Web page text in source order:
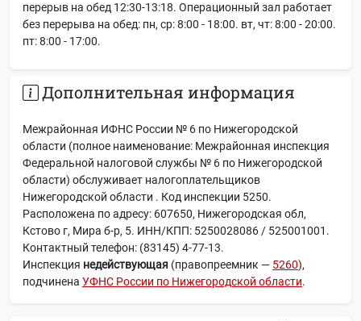
перерыв на обед 12:30-13:18. Операционный зал работает
без перерыва на обед: пн, ср: 8:00 - 18:00. вт, чт: 8:00 - 20:00.
пт: 8:00 - 17:00.
Дополнительная информация
Межрайонная ИФНС России № 6 по Нижегородской
области (полное наименование: Межрайонная инспекция
Федеральной налоговой службы № 6 по Нижегородской
области) обслуживает налогоплательщиков
Нижегородской области . Код инспекции 5250.
Расположена по адресу: 607650, Нижегородская обл,
Кстово г, Мира б-р, 5. ИНН/КПП: 5250028086 / 525001001.
Контактный телефон: (83145) 4-77-13.
Инспекция недействующая (правопреемник — 5260),
подчинена УФНС России по Нижегородской области.